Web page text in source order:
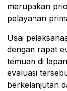
merupakan
pelayanan
Usai
dengan rapat
temuan di
evaluasi
berkelanjutan